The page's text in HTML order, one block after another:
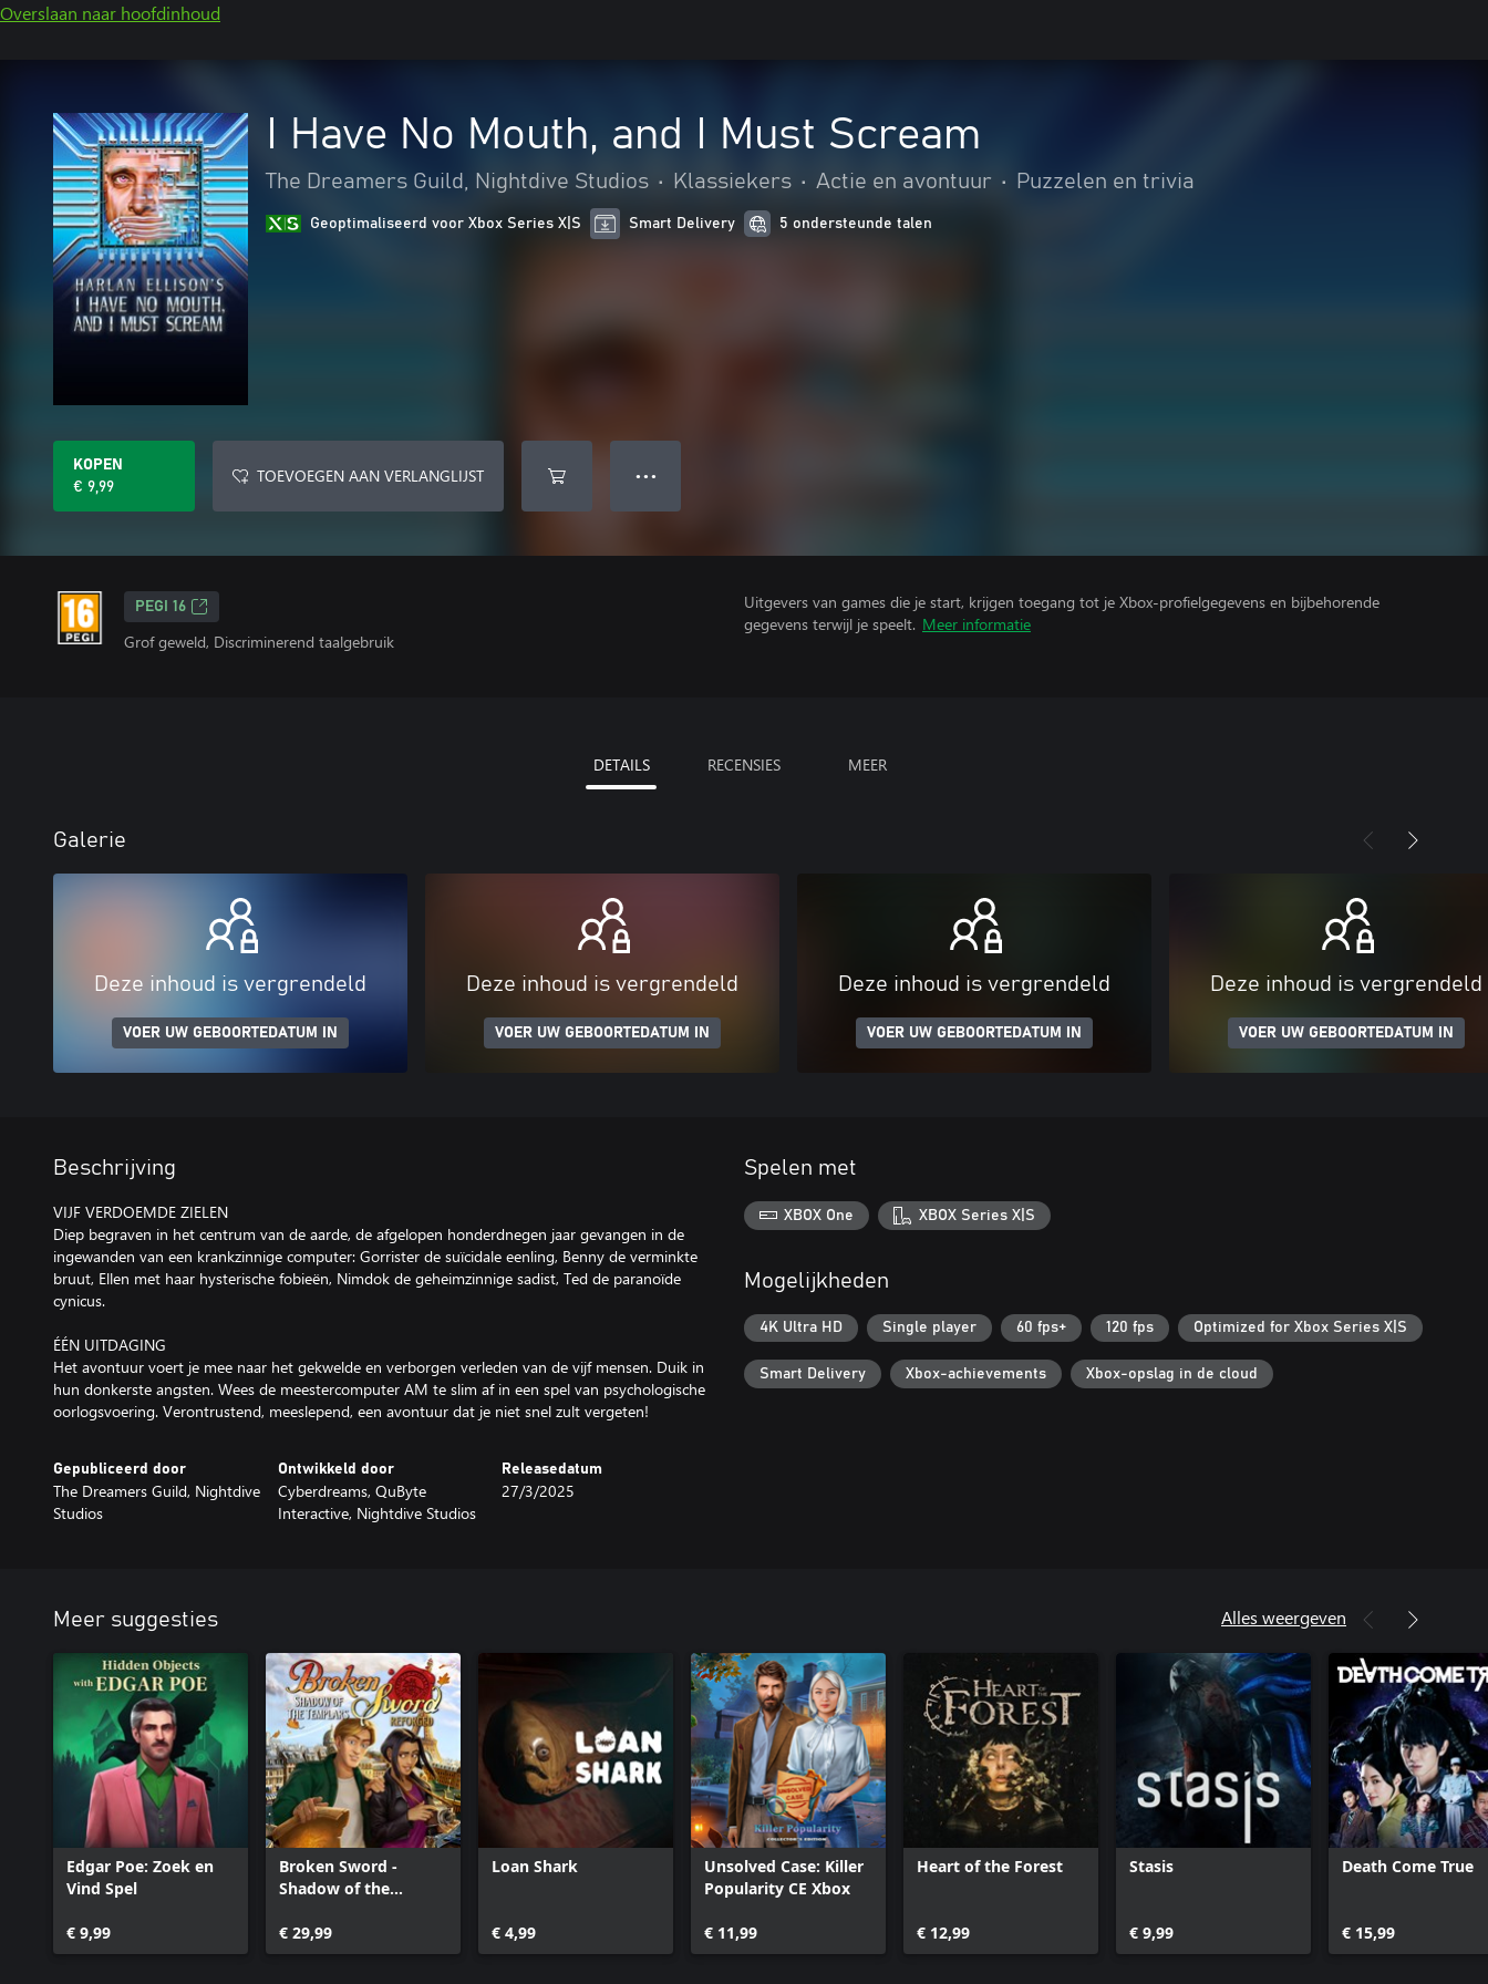
Overslaan naar hoofdinhoud
I Have No Mouth, and I Must Scream
The Dreamers Guild, Nightdive Studios • Klassiekers • Actie en avontuur • Puzzelen en trivia
Geoptimaliseerd voor Xbox Series X|S Smart Delivery 5 ondersteunde talen
KOPEN
€ 9,99
TOEVOEGEN AAN VERLANGLIJST ● ● ●
PEGI 16
Grof geweld, Discriminerend taalgebruik
Uitgevers van games die je start, krijgen toegang tot je Xbox-profielgegevens en bijbehorende
gegevens terwijl je speelt. Meer informatie
DETAILS RECENSIES MEER
Galerie
Deze inhoud is vergrendeld
VOER UW GEBOORTEDATUM IN
Deze inhoud is vergrendeld
VOER UW GEBOORTEDATUM IN
Deze inhoud is vergrendeld
VOER UW GEBOORTEDATUM IN
Deze inhoud is vergrendeld
VOER UW GEBOORTEDATUM IN
Beschrijving
VIJF VERDOEMDE ZIELEN
Diep begraven in het centrum van de aarde, de afgelopen honderdnegen jaar gevangen in de
ingewanden van een krankzinnige computer: Gorrister de suïcidale eenling, Benny de verminkte
bruut, Ellen met haar hysterische fobieën, Nimdok de geheimzinnige sadist, Ted de paranoïde
cynicus.
ÉÉN UITDAGING
Het avontuur voert je mee naar het gekwelde en verborgen verleden van de vijf mensen. Duik in
hun donkerste angsten. Wees de meestercomputer AM te slim af in een spel van psychologische
oorlogsvoering. Verontrustend, meeslepend, een avontuur dat je niet snel zult vergeten!
Gepubliceerd door
The Dreamers Guild, Nightdive
Studios
Ontwikkeld door
Cyberdreams, QuByte
Interactive, Nightdive Studios
Releasedatum
27/3/2025
Spelen met
XBOX One XBOX Series X|S
Mogelijkheden
4K Ultra HD Single player 60 fps+ 120 fps Optimized for Xbox Series X|S
Smart Delivery Xbox-achievements Xbox-opslag in de cloud
Meer suggesties Alles weergeven
Edgar Poe: Zoek en
Vind Spel
€ 9,99
Broken Sword -
Shadow of the
€ 29,99
Loan Shark
€ 4,99
Unsolved Case: Killer
Popularity CE Xbox
€ 11,99
Heart of the Forest
€ 12,99
Stasis
€ 9,99
Death Come True
€ 15,99